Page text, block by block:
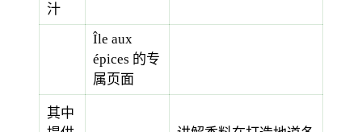
汁
Île aux
épices 的专
属页面
其中